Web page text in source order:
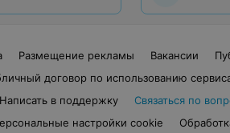
Размещение рекламы Вакансии
договор по использованию
Написать в поддержку
Связаться по
настройки cookie